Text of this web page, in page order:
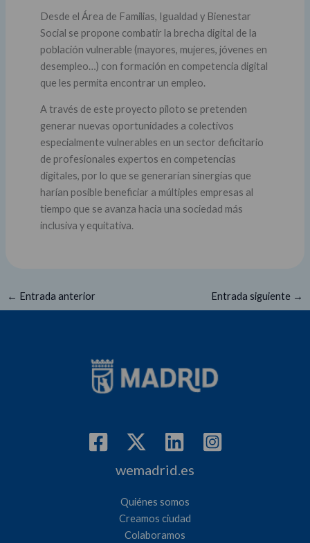
Desde el Área de Familias, Igualdad y Bienestar
Social se propone combatir la brecha digital de la
población vulnerable (mayores, mujeres, jóvenes en
desempleo…) con formación en competencia digital
que les permita encontrar un empleo.
A través de este proyecto piloto se pretenden
generar nuevas oportunidades a colectivos
especialmente vulnerables en un sector deficitario
de profesionales expertos en competencias
digitales, por lo que se generarían sinergias que
harían posible beneficiar a múltiples empresas al
tiempo que se avanza hacia una sociedad más
inclusiva y equitativa.
← Entrada anterior Entrada siguiente →
wemadrid.es
Quiénes somos
Creamos ciudad
Colaboramos